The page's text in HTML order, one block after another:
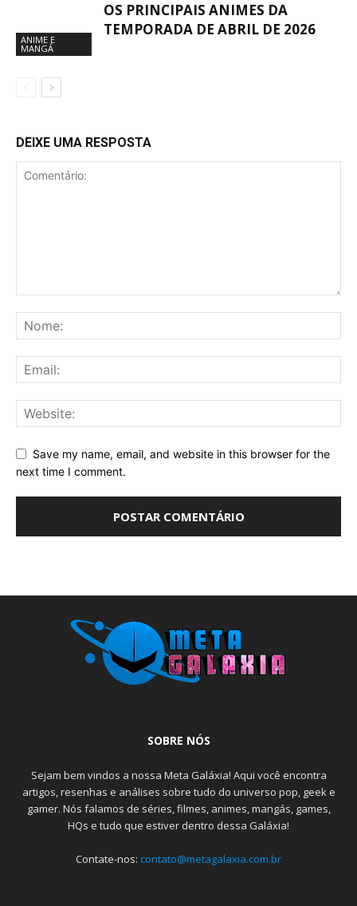
ANIME E
MANGÁ
OS PRINCIPAIS ANIMES DA
TEMPORADA DE ABRIL DE 2026
DEIXE UMA RESPOSTA
Save my name, email, and website in this browser for the
next time I comment.
SOBRE NÓS
Sejam bem vindos a nossa Meta Galáxia! Aqui você encontra
artigos, resenhas e análises sobre tudo do universo pop, geek e
gamer. Nós falamos de séries, filmes, animes, mangás, games,
HQs e tudo que estiver dentro dessa Galáxia!
Contate-nos: contato@metagalaxia.com.br